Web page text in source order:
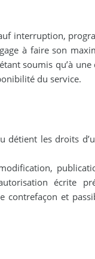
interruption,
à faire son
soumis qu’à
du service.
les droits
écrite
contrefaçon et